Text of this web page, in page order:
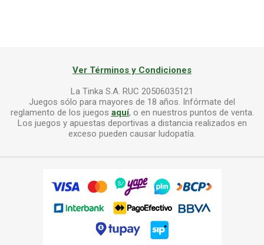
Ver Términos y Condiciones
La Tinka S.A. RUC 20506035121
Juegos sólo para mayores de 18 años. Infórmate del
reglamento de los juegos aquí, o en nuestros puntos de venta.
Los juegos y apuestas deportivas a distancia realizados en
exceso pueden causar ludopatía.